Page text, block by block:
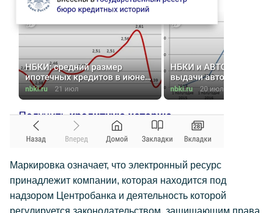
Маркировка означает, что электронный ресурс
принадлежит компании, которая находится под
надзором Центробанка и деятельность которой
регулируется законодательством, защищающим права